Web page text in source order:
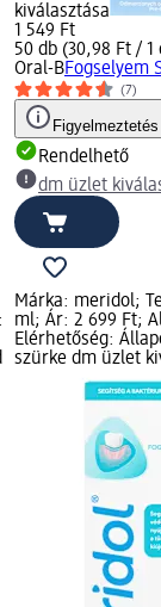
kiválasztása
1 549 Ft
50 db (30,98 Ft / 1
Oral-BFogselyem
(7)
Figyelmeztetés
Rendelhető
dm üzlet
Márka: meridol;
ml; Ár: 2 699 Ft;
Elérhetőség:
szürke dm üzlet